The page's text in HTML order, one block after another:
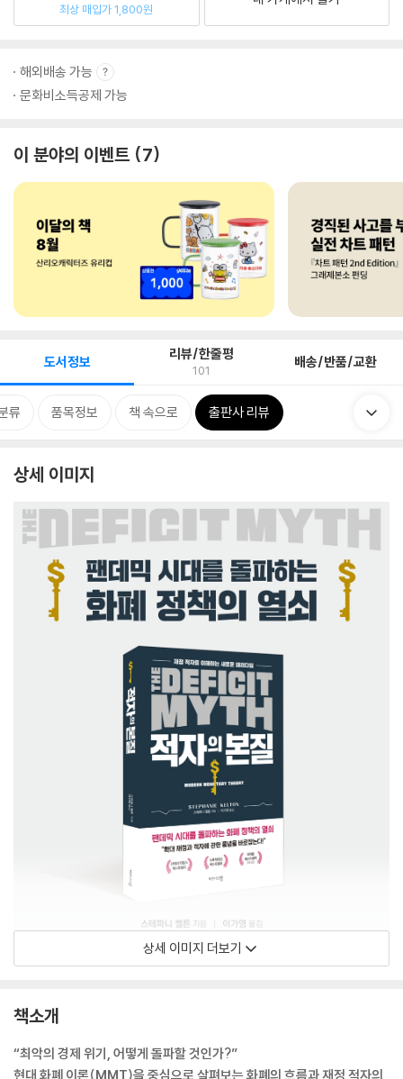
최상 매입가 1,800원
해외배송 가능
문화비소득공제 가능
이 분야의 이벤트 7
도서정보 리뷰/한줄평
101 배송/반품/교환
류 품목정보 책 속으로 출판사 리뷰
상세 이미지
상세 이미지 더보기
책소개
“최악의 경제 위기, 어떻게 돌파할 것인가?”
현대 화폐 이론(MMT)을 중심으로 살펴보는 화폐의 흐름과 재정 적자의